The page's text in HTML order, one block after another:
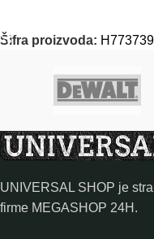
Šifra proizvoda:
UNIVERSAL SHOP je
firme MEGASHOP 24H.